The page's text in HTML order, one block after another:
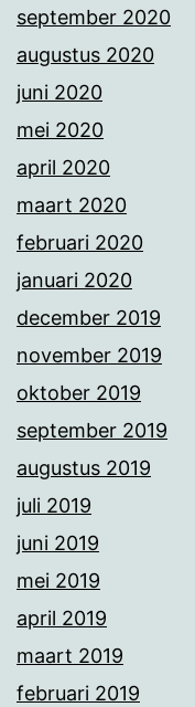
september 2020
augustus 2020
juni 2020
mei 2020
april 2020
maart 2020
februari 2020
januari 2020
december 2019
november 2019
oktober 2019
september 2019
augustus 2019
juli 2019
juni 2019
mei 2019
april 2019
maart 2019
februari 2019